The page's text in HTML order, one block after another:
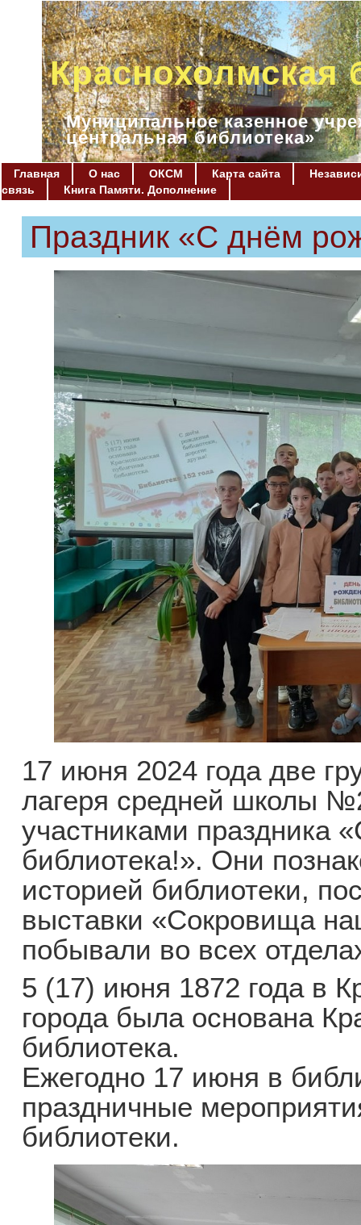
Краснохолмская
Муниципальное казенное
центральная библиотека»
Главная О нас ОКСМ Карта сайта
связь
Книга Памяти. Дополнение
Праздник «С днём
17 июня 2024 года две
лагеря средней школы
участниками праздника
библиотека!». Они
историей библиотеки,
выставки «Сокровища
побывали во всех
5 (17) июня 1872 года в
города была основана
библиотека.
Ежегодно 17 июня в
праздничные
библиотеки.